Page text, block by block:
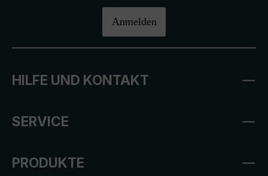
Anmelden
HILFE UND KONTAKT
SERVICE
PRODUKTE